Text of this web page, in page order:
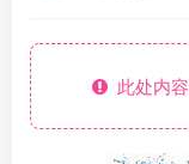
此处内容